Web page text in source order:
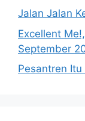
Jalan Jalan
Excellent
September
Pesantren